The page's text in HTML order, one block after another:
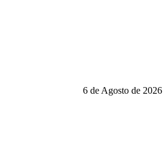
6 de Agosto de 2026